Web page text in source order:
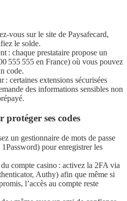
sur le site de Paysafecard,
le solde.
: chaque prestataire propose un
555 555 en France) où vous pouvez
code.
: certaines extensions sécurisées
des informations sensibles non
ses codes
un gestionnaire de mots de passe
pour enregistrer les
compte casino : activez la 2FA via
Authy) afin que même si
l’accès au compte reste